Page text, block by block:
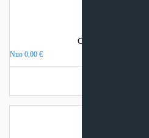
Oro
Nuo 0,00 €